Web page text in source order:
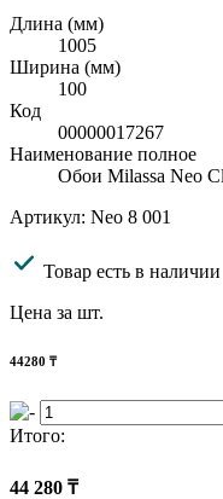
Длина (мм)
1005
Ширина (мм)
100
Код
00000017267
Наименование полное
Обои Milassa Neo
Артикул: Neo 8 001
Товар есть в наличии
Цена за шт.
44280 ₸
Итого:
44 280 ₸